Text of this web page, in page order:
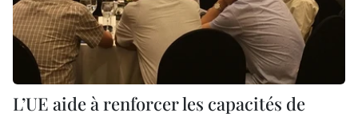
L’UE aide à renforcer les capacités de